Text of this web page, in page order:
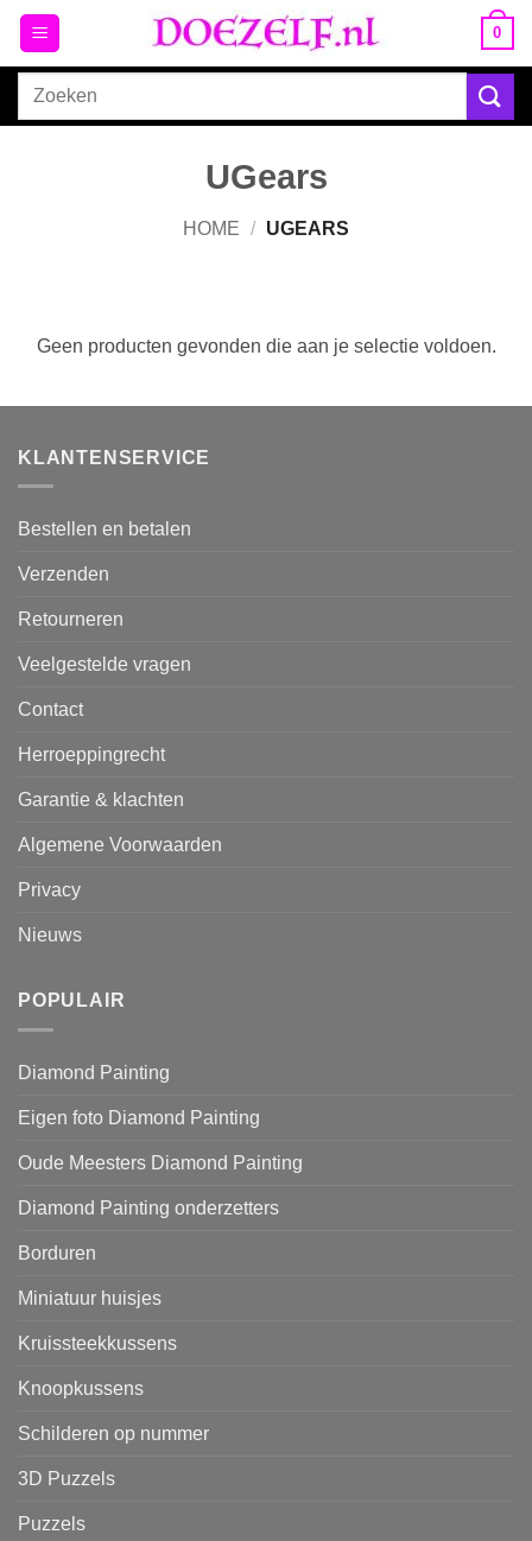
Ga
naar
inhoud
0
Zoeken
UGears
HOME / UGEARS
Geen producten gevonden die aan je selectie voldoen.
KLANTENSERVICE
Bestellen en betalen
Verzenden
Retourneren
Veelgestelde vragen
Contact
Herroeppingrecht
Garantie & klachten
Algemene Voorwaarden
Privacy
Nieuws
POPULAIR
Diamond Painting
Eigen foto Diamond Painting
Oude Meesters Diamond Painting
Diamond Painting onderzetters
Borduren
Miniatuur huisjes
Kruissteekkussens
Knoopkussens
Schilderen op nummer
3D Puzzels
Puzzels